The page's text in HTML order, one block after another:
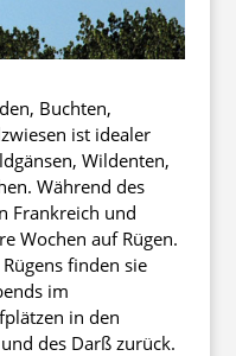
Buchten,
ist idealer
Wildenten,
Während des
Frankreich und
Wochen auf Rügen.
finden sie
im
in den
des Darß zurück.